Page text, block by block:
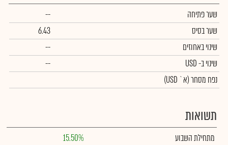
שער פתיחה
--
שער בסיס
6.43
שינוי באחוזים
--
שינויב- USD
--
נפח מסחר(א` USD)
תשואות
מתחילת השבוע
15.50%